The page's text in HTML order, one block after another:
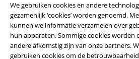
We gebruiken cookies en andere
gezamenlijk ‘cookies’ worden genoemd.
kunnen we informatie verzamelen over
hun apparaten. Sommige cookies worden
andere afkomstig zijn van onze partners.
gebruiken cookies om de